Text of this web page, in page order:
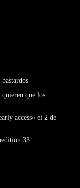
que los
access» el 2 de
33